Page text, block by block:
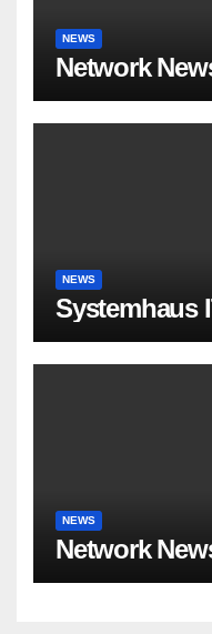
NEWS
Network
NEWS
Systemhaus
NEWS
Network